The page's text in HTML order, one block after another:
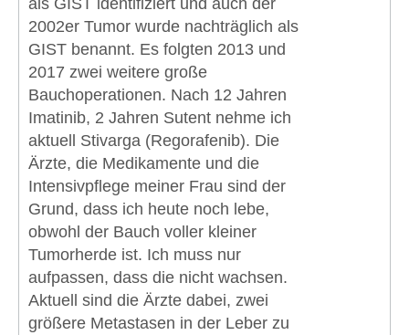
2002er Tumor wurde nachträglich als
GIST benannt. Es folgten 2013 und
2017 zwei weitere große
Bauchoperationen. Nach 12 Jahren
Imatinib, 2 Jahren Sutent nehme ich
aktuell Stivarga (Regorafenib). Die
Ärzte, die Medikamente und die
Intensivpflege meiner Frau sind der
Grund, dass ich heute noch lebe,
obwohl der Bauch voller kleiner
Tumorherde ist. Ich muss nur
aufpassen, dass die nicht wachsen.
Aktuell sind die Ärzte dabei, zwei
größere Metastasen in der Leber zu